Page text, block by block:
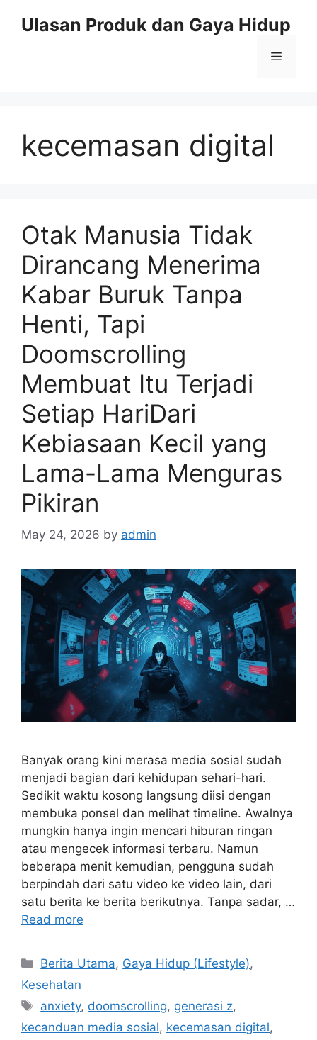
Ulasan Produk dan Gaya Hidup
Menu
kecemasan digital
Otak Manusia Tidak
Dirancang Menerima
Kabar Buruk Tanpa
Henti, Tapi
Doomscrolling
Membuat Itu Terjadi
Setiap HariDari
Kebiasaan Kecil yang
Lama-Lama Menguras
Pikiran
May 24, 2026 by admin
Banyak orang kini merasa media sosial sudah
menjadi bagian dari kehidupan sehari-hari.
Sedikit waktu kosong langsung diisi dengan
membuka ponsel dan melihat timeline. Awalnya
mungkin hanya ingin mencari hiburan ringan
atau mengecek informasi terbaru. Namun
beberapa menit kemudian, pengguna sudah
berpindah dari satu video ke video lain, dari
satu berita ke berita berikutnya. Tanpa sadar, …
Read more
C
a
e
g
Berita Utama, Gaya Hidup (Lifestyle),
Kesehatan
T
a
anxiety, doomscrolling, generasi z,
kecanduan media sosial, kecemasan digital,